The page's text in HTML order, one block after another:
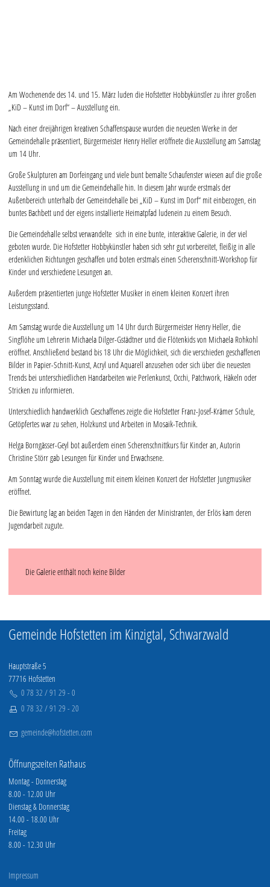
Am Wochenende des 14. und 15. März luden die Hofstetter Hobbykünstler zu ihrer großen
„KiD – Kunst im Dorf“ – Ausstellung ein.
Nach einer dreijährigen kreativen Schaffenspause wurden die neuesten Werke in der
Gemeindehalle präsentiert, Bürgermeister Henry Heller eröffnete die Ausstellung am Samstag
um 14 Uhr.
Große Skulpturen am Dorfeingang und viele bunt bemalte Schaufenster wiesen auf die große
Ausstellung in und um die Gemeindehalle hin. In diesem Jahr wurde erstmals der
Außenbereich unterhalb der Gemeindehalle bei „KiD – Kunst im Dorf“ mit einbezogen, ein
buntes Bachbett und der eigens installierte Heimatpfad ludenein zu einem Besuch.
Die Gemeindehalle selbst verwandelte sich in eine bunte, interaktive Galerie, in der viel
geboten wurde. Die Hofstetter Hobbykünstler haben sich sehr gut vorbereitet, fleißig in alle
erdenklichen Richtungen geschaffen und boten erstmals einen Scherenschnitt-Workshop für
Kinder und verschiedene Lesungen an.
Außerdem präsentierten junge Hofstetter Musiker in einem kleinen Konzert ihren
Leistungsstand.
Am Samstag wurde die Ausstellung um 14 Uhr durch Bürgermeister Henry Heller, die
Singflöhe um Lehrerin Michaela Dilger-Gstädtner und die Flötenkids von Michaela Rohkohl
eröffnet. Anschließend bestand bis 18 Uhr die Möglichkeit, sich die verschieden geschaffenen
Bilder in Papier-Schnitt-Kunst, Acryl und Aquarell anzusehen oder sich über die neuesten
Trends bei unterschiedlichen Handarbeiten wie Perlenkunst, Occhi, Patchwork, Häkeln oder
Stricken zu informieren.
Unterschiedlich handwerklich Geschaffenes zeigte die Hofstetter Franz-Josef-Krämer Schule,
Getöpfertes war zu sehen, Holzkunst und Arbeiten in Mosaik-Technik.
Helga Borngässer-Geyl bot außerdem einen Scherenschnittkurs für Kinder an, Autorin
Christine Störr gab Lesungen für Kinder und Erwachsene.
Am Sonntag wurde die Ausstellung mit einem kleinen Konzert der Hofstetter Jungmusiker
eröffnet.
Die Bewirtung lag an beiden Tagen in den Händen der Ministranten, der Erlös kam deren
Jugendarbeit zugute.
Die Galerie enthält noch keine Bilder
Gemeinde Hofstetten im Kinzigtal, Schwarzwald
Hauptstraße 5
77716 Hofstetten
0 78 32 / 91 29 - 0
0 78 32 / 91 29 - 20
g m nd h fst tt n c m
Öffnungszeiten Rathaus
Montag - Donnerstag
8.00 - 12.00 Uhr
Dienstag & Donnerstag
14.00 - 18.00 Uhr
Freitag
8.00 - 12.30 Uhr
Impressum